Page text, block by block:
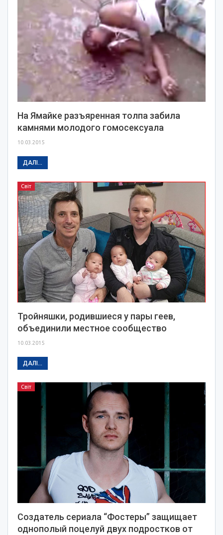
На Ямайке разъяренная толпа забила
камнями молодого гомосексуала
10.03.2015
ДАЛІ...
Світ
Тройняшки, родившиеся у пары геев,
объединили местное сообщество
10.03.2015
ДАЛІ...
Світ
Создатель сериала “Фостеры” защищает
однополый поцелуй двух подростков от